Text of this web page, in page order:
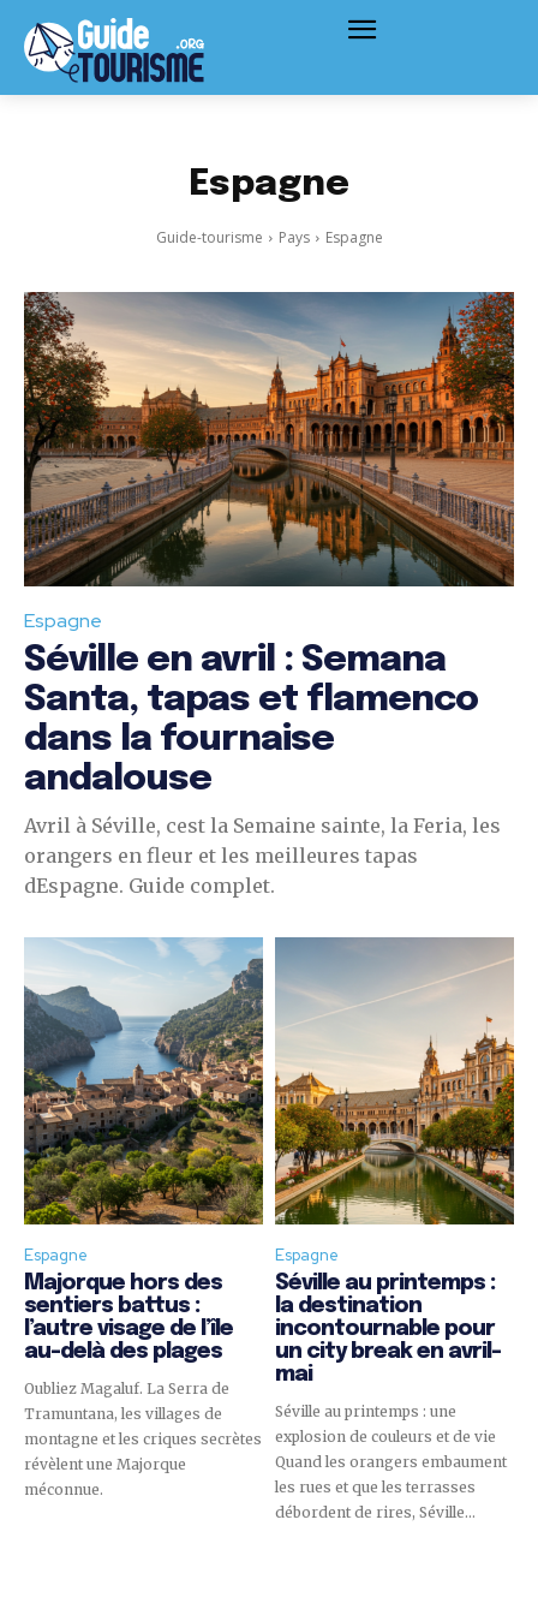
Espagne
Guide-tourisme Pays Espagne
Espagne
Séville en avril : Semana
Santa, tapas et flamenco
dans la fournaise
andalouse
Avril à Séville, cest la Semaine sainte, la Feria, les
orangers en fleur et les meilleures tapas
dEspagne. Guide complet.
Espagne
Majorque hors des
sentiers battus :
l’autre visage de l’île
au-delà des plages
Oubliez Magaluf. La Serra de
Tramuntana, les villages de
montagne et les criques secrètes
révèlent une Majorque
méconnue.
Espagne
Séville au printemps :
la destination
incontournable pour
un city break en avril-
mai
Séville au printemps : une
explosion de couleurs et de vie
Quand les orangers embaument
les rues et que les terrasses
débordent de rires, Séville...